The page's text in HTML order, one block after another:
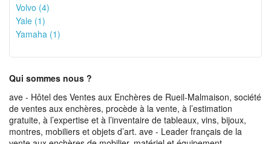
Volvo (4)
Yale (1)
Yamaha (1)
Qui sommes nous ?
ave - Hôtel des Ventes aux Enchères de Rueil-Malmaison, société
de ventes aux enchères, procède à la vente, à l’estimation
gratuite, à l’expertise et à l’inventaire de tableaux, vins, bijoux,
montres, mobiliers et objets d’art. ave - Leader français de la